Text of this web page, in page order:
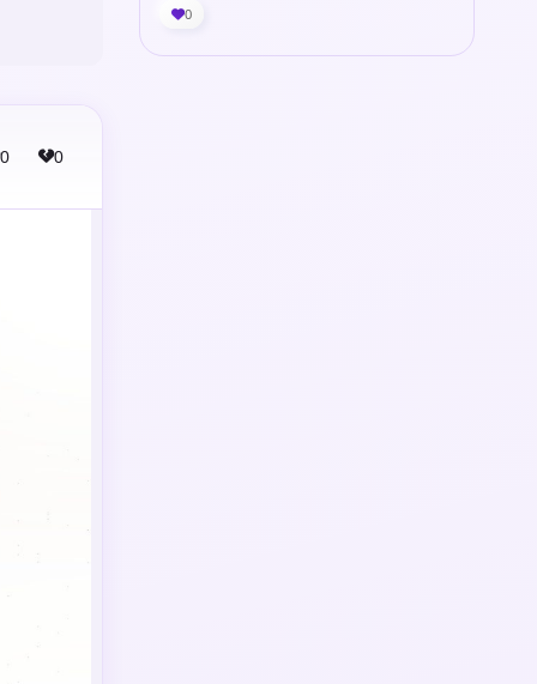
0 0
0